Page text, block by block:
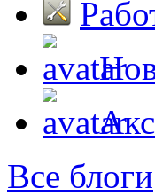
Все блоги